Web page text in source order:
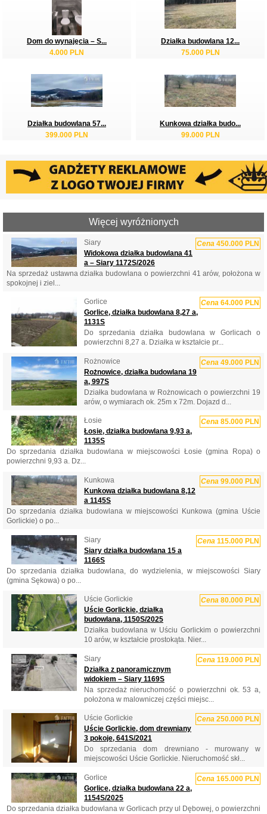
Dom do wynajęcia – S...
4.000 PLN
Działka budowlana 12...
75.000 PLN
Działka budowlana 57...
399.000 PLN
Kunkowa działka budo...
99.000 PLN
Więcej wyróżnionych
Siary Cena 450.000 PLN
Widokowa działka budowlana 41
a – Siary 1172S/2026
Na sprzedaż ustawna działka budowlana o powierzchni 41 arów, położona w
spokojnej i ziel...
Gorlice Cena 64.000 PLN
Gorlice, działka budowlana 8,27 a,
1131S
Do sprzedania działka budowlana w Gorlicach o
powierzchni 8,27 a. Działka w kształcie pr...
Rożnowice Cena 49.000 PLN
Rożnowice, działka budowlana 19
a, 997S
Działka budowlana w Rożnowicach o powierzchni 19
arów, o wymiarach ok. 25m x 72m. Dojazd d...
Łosie Cena 85.000 PLN
Łosie, działka budowlana 9,93 a,
1135S
Do sprzedania działka budowlana w miejscowości Łosie (gmina Ropa) o
powierzchni 9,93 a. Dz...
Kunkowa Cena 99.000 PLN
Kunkowa działka budowlana 8,12
a 1145S
Do sprzedania działka budowlana w miejscowości Kunkowa (gmina Uście
Gorlickie) o po...
Siary Cena 115.000 PLN
Siary działka budowlana 15 a
1166S
Do sprzedania działka budowlana, do wydzielenia, w miejscowości Siary
(gmina Sękowa) o po...
Uście Gorlickie Cena 80.000 PLN
Uście Gorlickie, działka
budowlana, 1150S/2025
Działka budowlana w Uściu Gorlickim o powierzchni
10 arów, w kształcie prostokąta. Nier...
Siary Cena 119.000 PLN
Działka z panoramicznym
widokiem – Siary 1169S
Na sprzedaż nieruchomość o powierzchni ok. 53 a,
położona w malowniczej części miejsc...
Uście Gorlickie Cena 250.000 PLN
Uście Gorlickie, dom drewniany
3 pokoje, 641S/2021
Do sprzedania dom drewniano - murowany w
miejscowości Uście Gorlickie. Nieruchomość skł...
Gorlice Cena 165.000 PLN
Gorlice, działka budowlana 22 a,
1154S/2025
Do sprzedania działka budowlana w Gorlicach przy ul Dębowej, o powierzchni